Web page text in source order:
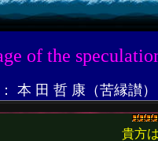
of the
本 田 哲 康（苦縁讃）
貴方